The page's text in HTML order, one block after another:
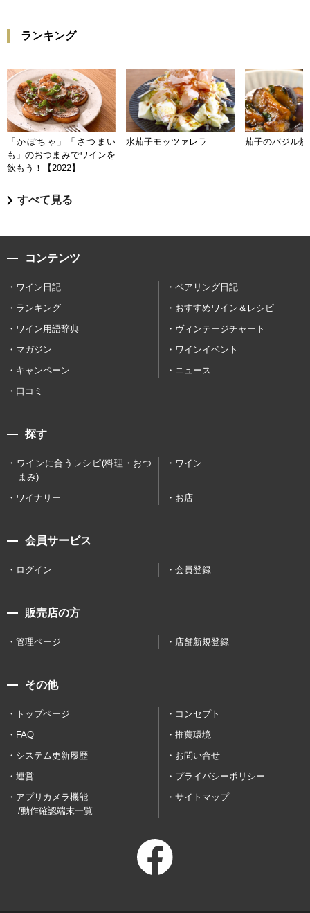
ランキング
「かぼちゃ」「さつまい
も」のおつまみでワインを
飲もう！【2022】
水茄子モッツァレラ 茄子のバジル炒
すべて見る
コンテンツ
ワイン日記
ペアリング日記
ランキング
おすすめワイン＆レシピ
ワイン用語辞典
ヴィンテージチャート
マガジン
ワインイベント
キャンペーン
ニュース
口コミ
探す
ワインに合うレシピ(料理・おつ
まみ)
ワイン
ワイナリー お店
会員サービス
ログイン 会員登録
販売店の方
管理ページ 店舗新規登録
その他
トップページ
コンセプト
FAQ
推薦環境
システム更新履歴
お問い合せ
運営
プライバシーポリシー
アプリカメラ機能
/動作確認端末一覧
サイトマップ